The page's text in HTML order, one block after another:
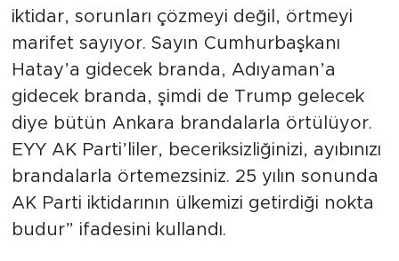
iktidar, sorunları çözmeyi değil, örtmeyi
marifet sayıyor. Sayın Cumhurbaşkanı
Hatay’a gidecek branda, Adıyaman’a
gidecek branda, şimdi de Trump gelecek
diye bütün Ankara brandalarla örtülüyor.
EYY AK Parti’liler, beceriksizliğinizi, ayıbınızı
brandalarla örtemezsiniz. 25 yılın sonunda
AK Parti iktidarının ülkemizi getirdiği nokta
budur” ifadesini kullandı.